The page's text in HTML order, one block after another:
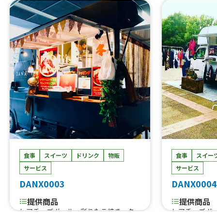
食事 スイーツ ドリンク
物販
サービス
DANX0003
提供商品
レアチーズボール、彩りたこ焼き、ク
食事
スイー
サービス
DANX0004
提供商品
レアチーズボ